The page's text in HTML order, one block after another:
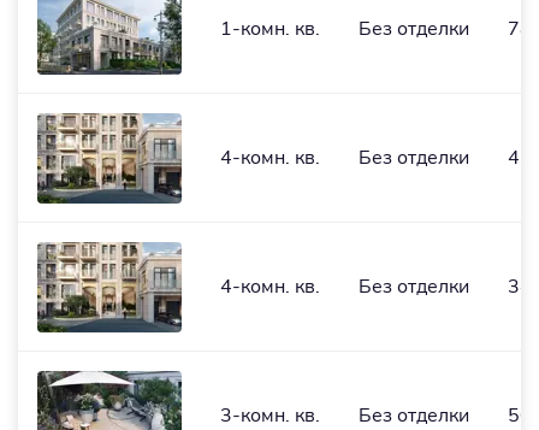
1-комн. кв. Без отделки
4-комн. кв. Без отделки
4-комн. кв. Без отделки
3-комн. кв. Без отделки